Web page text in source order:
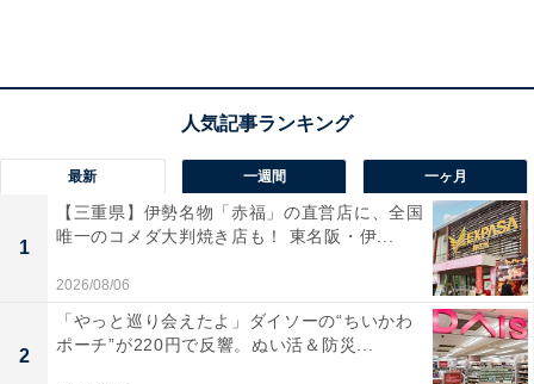
最新 一週間 一ヶ月
1
【三重県】伊勢名物「赤福」の直営店に、全国
唯一のコメダ大判焼き店も！ 東名阪・伊...
2026/08/06
2
「やっと巡り会えたよ」ダイソーの“ちいかわ
ポーチ”が220円で反響。ぬい活＆防災...